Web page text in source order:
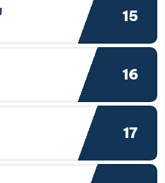
15
16
17